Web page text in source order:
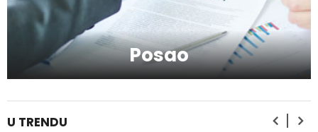
Posao
U TRENDU
Kako da serumom oživite svoje lice?